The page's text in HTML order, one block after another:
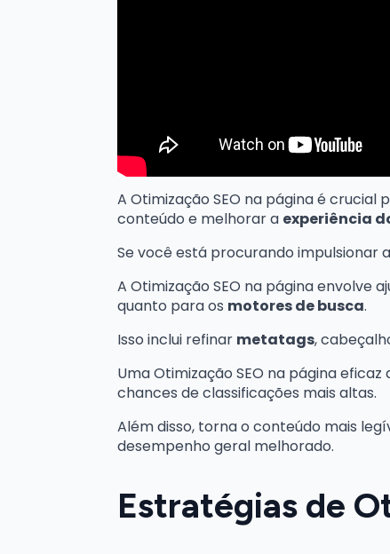
A Otimização SEO na página é crucial
conteúdo e melhorar a experiência
Se você está procurando impulsionar
A Otimização SEO na página envolve
quanto para os motores de busca.
Isso inclui refinar metatags,
Uma Otimização SEO na página
chances de classificações mais altas.
Além disso, torna o conteúdo mais
desempenho geral melhorado.
Estratégias de